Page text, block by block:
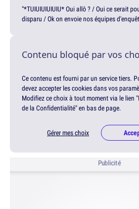
"*TUIUIUIUIUIU* Oui allô ? / Oui ce serait
disparu / Ok on envoie nos équipes
Contenu bloqué par vos
Ce contenu est fourni par un service tiers.
devez accepter les cookies dans vos
Modifiez ce choix à tout moment via le lien
de la Confidentialité" en bas de page.
Gérer mes choix
Publicité